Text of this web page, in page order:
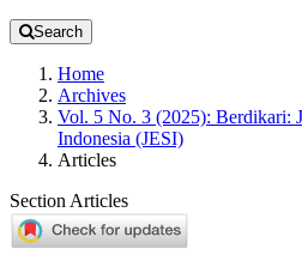
Search
Home
Archives
Vol. 5 No. 3 (2025): Berdikari:
Indonesia (JESI)
Articles
Section Articles